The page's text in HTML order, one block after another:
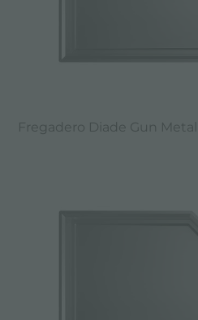
Fregadero Diade Gun